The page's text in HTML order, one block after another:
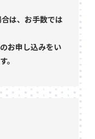
は、お手数では
お申し込みをい
。